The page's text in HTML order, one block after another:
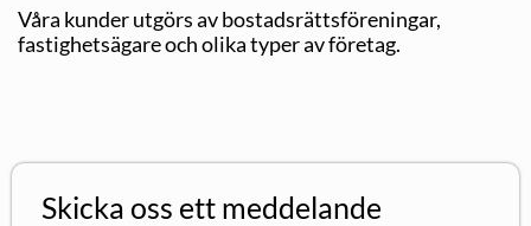
Våra kunder utgörs av bostadsrättsföreningar,
fastighetsägare och olika typer av företag.
Skicka oss ett meddelande